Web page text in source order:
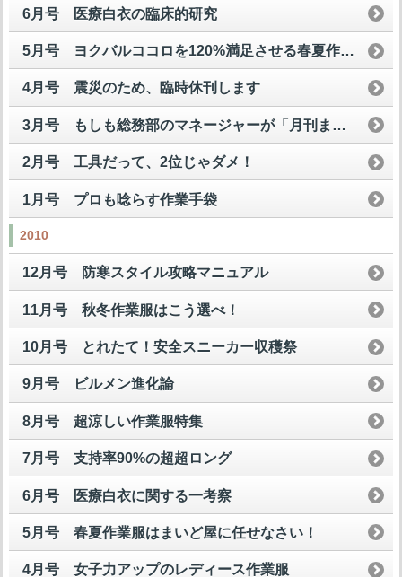
6月号 医療白衣の臨床的研究
5月号 ヨクバルココロを120%満足させる春夏作業服
4月号 震災のため、臨時休刊します
3月号 もしも総務部のマネージャーが「月刊まいど屋」を読んだら
2月号 工具だって、2位じゃダメ！
1月号 プロも唸らす作業手袋
2010
12月号 防寒スタイル攻略マニュアル
11月号 秋冬作業服はこう選べ！
10月号 とれたて！安全スニーカー収穫祭
9月号 ビルメン進化論
8月号 超涼しい作業服特集
7月号 支持率90%の超超ロング
6月号 医療白衣に関する一考察
5月号 春夏作業服はまいど屋に任せなさい！
4月号 女子力アップのレディース作業服